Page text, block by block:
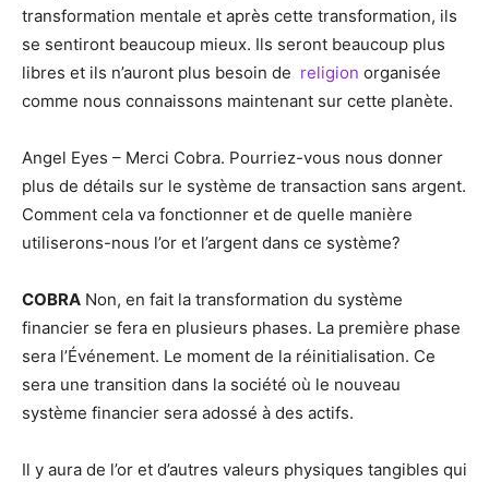
transformation mentale et après cette transformation, ils
se sentiront beaucoup mieux. Ils seront beaucoup plus
libres et ils n’auront plus besoin de religion organisée
comme nous connaissons maintenant sur cette planète.
Angel Eyes – Merci Cobra. Pourriez-vous nous donner
plus de détails sur le système de transaction sans argent.
Comment cela va fonctionner et de quelle manière
utiliserons-nous l’or et l’argent dans ce système?
COBRA Non, en fait la transformation du système
financier se fera en plusieurs phases. La première phase
sera l’Événement. Le moment de la réinitialisation. Ce
sera une transition dans la société où le nouveau
système financier sera adossé à des actifs.
Il y aura de l’or et d’autres valeurs physiques tangibles qui